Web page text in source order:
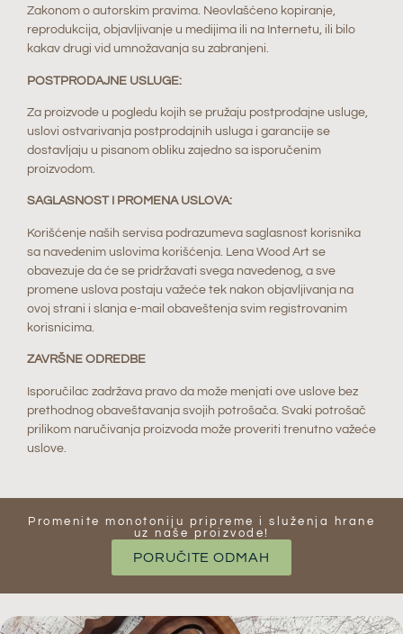
Zakonom o autorskim pravima. Neovlašćeno kopiranje,
reprodukcija, objavljivanje u medijima ili na Internetu, ili bilo
kakav drugi vid umnožavanja su zabranjeni.
POSTPRODAJNE USLUGE:
Za proizvode u pogledu kojih se pružaju postprodajne usluge,
uslovi ostvarivanja postprodajnih usluga i garancije se
dostavljaju u pisanom obliku zajedno sa isporučenim
proizvodom.
SAGLASNOST I PROMENA USLOVA:
Korišćenje naših servisa podrazumeva saglasnost korisnika
sa navedenim uslovima korišćenja. Lena Wood Art se
obavezuje da će se pridržavati svega navedenog, a sve
promene uslova postaju važeće tek nakon objavljivanja na
ovoj strani i slanja e-mail obaveštenja svim registrovanim
korisnicima.
ZAVRŠNE ODREDBE
Isporučilac zadržava pravo da može menjati ove uslove bez
prethodnog obaveštavanja svojih potrošača. Svaki potrošač
prilikom naručivanja proizvoda može proveriti trenutno važeće
uslove.
Promenite monotoniju pripreme i služenja hrane
uz naše proizvode​!
PORUČITE ODMAH